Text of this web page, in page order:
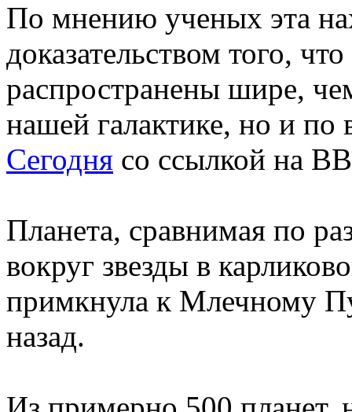
По мнению ученых эта
доказательством того,
распространены шире,
нашей галактике, но и по
Сегодня со ссылкой на
Планета, сравнимая по
вокруг звезды в
примкнула к Млечному
назад.